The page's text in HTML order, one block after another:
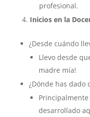
profesional.
Inicios en la
¿Desde cuándo
Llevo desde
madre mía!
¿Dónde has dado
desarrollado